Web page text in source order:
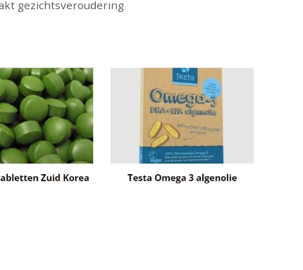
gezichtsveroudering